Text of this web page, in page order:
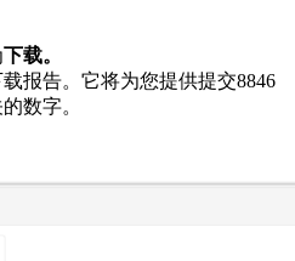
下载。
报告。它将为您提供提交8846
数字。